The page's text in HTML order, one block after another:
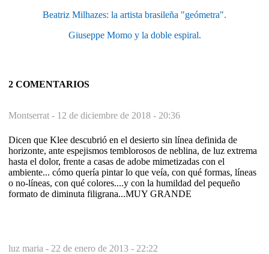
Beatriz Milhazes: la artista brasileña "geómetra".
Giuseppe Momo y la doble espiral.
2 COMENTARIOS
Montserrat - 12 de diciembre de 2018 - 20:36
Dicen que Klee descubrió en el desierto sin línea definida de
horizonte, ante espejismos temblorosos de neblina, de luz extrema
hasta el dolor, frente a casas de adobe mimetizadas con el
ambiente... cómo quería pintar lo que veía, con qué formas, líneas
o no-líneas, con qué colores....y con la humildad del pequeño
formato de diminuta filigrana...MUY GRANDE
luz maria - 22 de enero de 2013 - 22:22